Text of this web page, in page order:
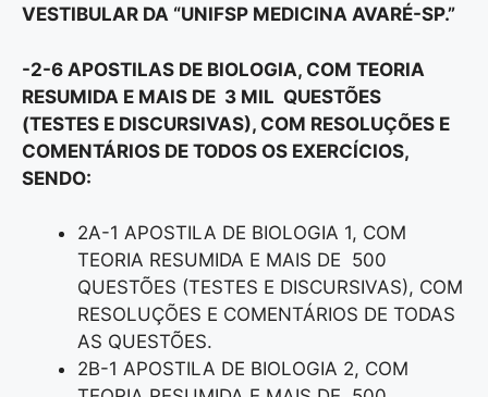
VESTIBULAR DA “UNIFSP MEDICINA AVARÉ-SP.”
-2-6 APOSTILAS DE BIOLOGIA, COM TEORIA
RESUMIDA E MAIS DE 3 MIL QUESTÕES
(TESTES E DISCURSIVAS), COM RESOLUÇÕES E
COMENTÁRIOS DE TODOS OS EXERCÍCIOS,
SENDO:
2A-1 APOSTILA DE BIOLOGIA 1, COM
TEORIA RESUMIDA E MAIS DE 500
QUESTÕES (TESTES E DISCURSIVAS), COM
RESOLUÇÕES E COMENTÁRIOS DE TODAS
AS QUESTÕES.
2B-1 APOSTILA DE BIOLOGIA 2, COM